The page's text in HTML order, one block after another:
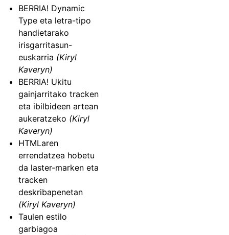
BERRIA! Dynamic
Type eta letra-tipo
handietarako
irisgarritasun-
euskarria (Kiryl
Kaveryn)
BERRIA! Ukitu
gainjarritako tracken
eta ibilbideen artean
aukeratzeko (Kiryl
Kaveryn)
HTMLaren
errendatzea hobetu
da laster-marken eta
tracken
deskribapenetan
(Kiryl Kaveryn)
Taulen estilo
garbiagoa